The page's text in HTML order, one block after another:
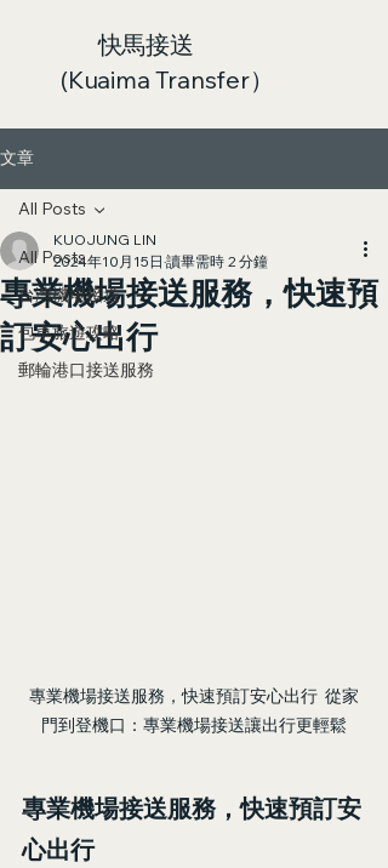
快馬接送
(Kuaima Transfer）
文章
All Posts
台灣機場接送
包車旅遊攻略
郵輪港口接送服務
All Posts
專業機場接送服務，快速預
訂安心出行
KUOJUNG LIN
2024年10月15日 讀畢需時 2 分鐘
專業機場接送服務，快速預訂安心出行  從家
門到登機口：專業機場接送讓出行更輕鬆
專業機場接送服務，快速預訂安
心出行